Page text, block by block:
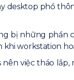
desktop phổ
bị những phần
workstation
việc tháo